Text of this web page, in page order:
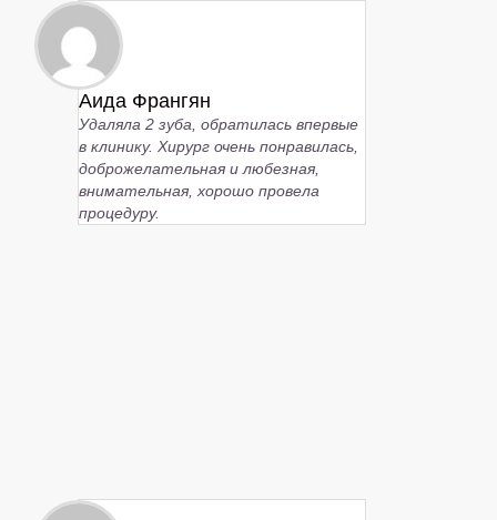
Аида Франгян
Удаляла 2 зуба, обратилась впервые
в клинику. Хирург очень понравилась,
доброжелательная и любезная,
внимательная, хорошо провела
процедуру.